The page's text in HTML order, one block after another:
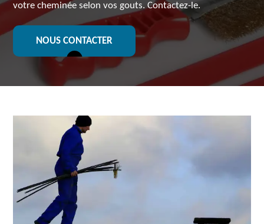
votre cheminée selon vos gouts. Contactez-le.
NOUS CONTACTER